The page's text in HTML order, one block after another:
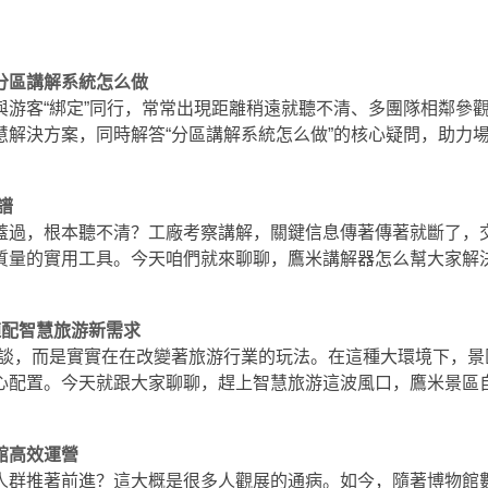
區講解系統怎么做
客“綁定”同行，常常出現距離稍遠就聽不清、多團隊相鄰
決方案，同時解答“分區講解系統怎么做”的核心疑問，助
，根本聽不清？工廠考察講解，關鍵信息傳著傳著就斷了
的實用工具。今天咱們就來聊聊，鷹米講解器怎么幫大家
智慧旅游新需求
而是實實在在改變著旅游行業的玩法。在這種大環境下，
置。今天就跟大家聊聊，趕上智慧旅游這波風口，鷹米景
高效運營
推著前進？這大概是很多人觀展的通病。如今，隨著博物